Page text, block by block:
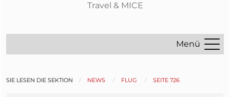
Travel & MICE
Menü
SIE LESEN DIE SEKTION NEWS FLUG SEITE 726